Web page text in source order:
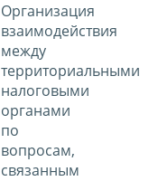
Организация
взаимодействия
между
территориальными
налоговыми
органами
по
вопросам,
связанным